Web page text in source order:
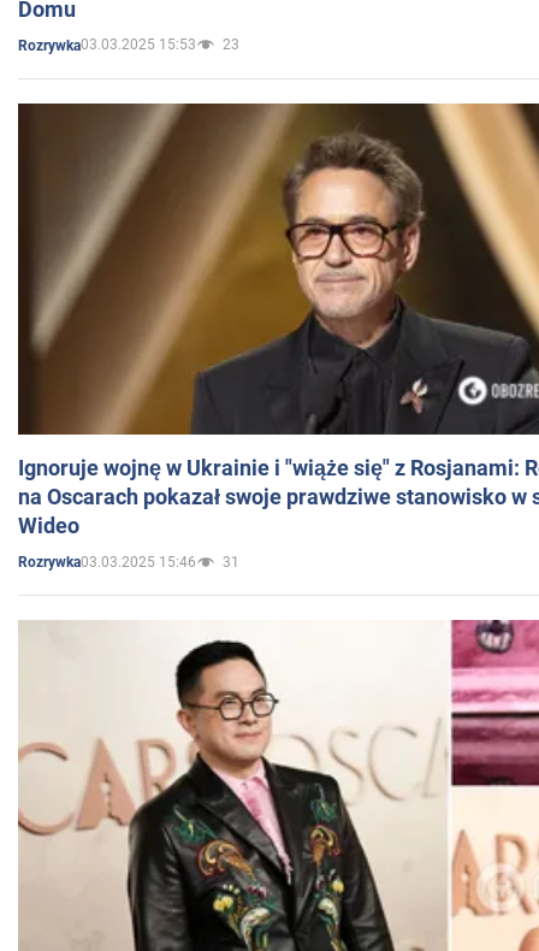
Domu
Rozrywka03.03.2025 15:53 23
Ignoruje wojnę w Ukrainie i "wiąże się" z Rosjanami:
na Oscarach pokazał swoje prawdziwe stanowisko w
Wideo
Rozrywka03.03.2025 15:46 31